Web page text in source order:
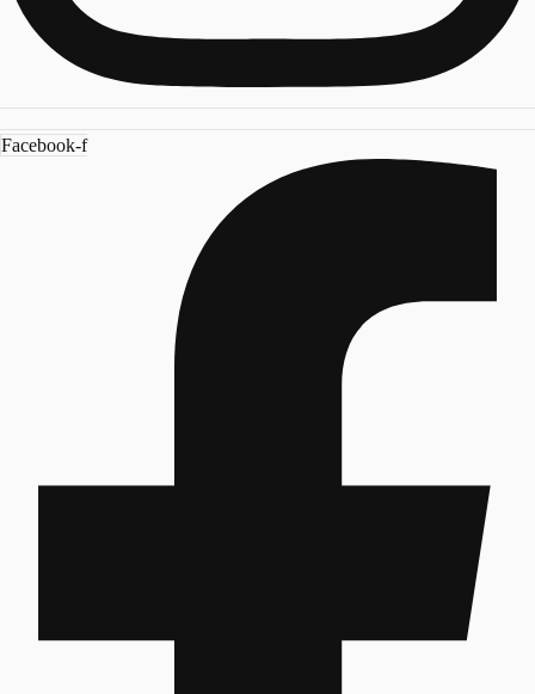
Facebook-f